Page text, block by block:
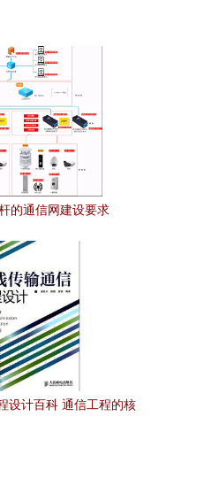
的通信网建设要求
设计百科 通信工程的核